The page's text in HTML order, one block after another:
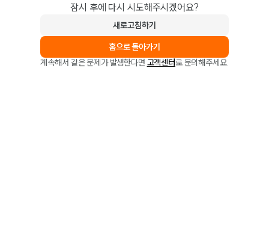
잠시 후에 다시 시도해주시겠어요?
새로고침하기
홈으로 돌아가기
계속해서 같은 문제가 발생한다면 고객센터로 문의해주세요.